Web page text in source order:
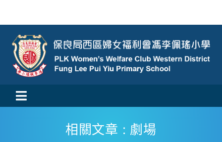
content
Toggle
Navigation相關文章 : 劇場